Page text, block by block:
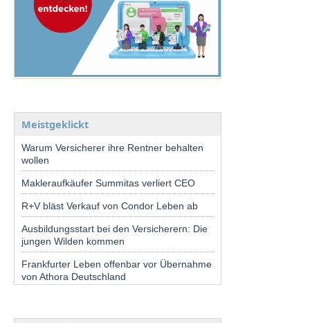
Meistgeklickt
Warum Versicherer ihre Rentner behalten
wollen
Makleraufkäufer Summitas verliert CEO
R+V bläst Verkauf von Condor Leben ab
Ausbildungsstart bei den Versicherern: Die
jungen Wilden kommen
Frankfurter Leben offenbar vor Übernahme
von Athora Deutschland